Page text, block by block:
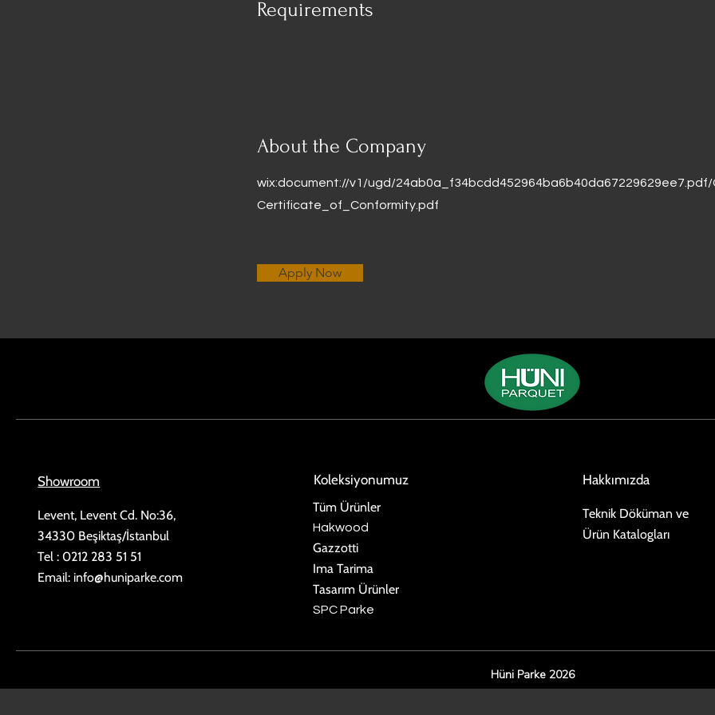
Requirements
About the Company
wix:document://v1/ugd/24ab0a_f34bcdd452964ba6b40da67229629ee7.pdf/
Certificate_of_Conformity.pdf
Apply Now
Showroom
Levent, Levent Cd. No:36,
34330 Beşiktaş/İstanbul
Tel : 0212 283 51 51
Email: info@huniparke.com
Koleksiyonumuz
Tüm Ürünler
Hakwood
Gazzotti
Ima Tarima
Tasarım Ürünler
SPC Parke
Hakkımızda
Teknik Döküman ve
Ürün Katalogları
Hüni Parke 2026